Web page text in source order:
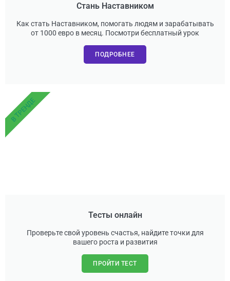
Стань Наставником
Как стать Наставником, помогать людям и зарабатывать
от 1000 евро в месяц. Посмотри бесплатный урок
ПОДРОБНЕЕ
Тесты онлайн
Проверьте свой уровень счастья, найдите точки для
вашего роста и развития
ПРОЙТИ ТЕСТ
В ТРЕНДЕ